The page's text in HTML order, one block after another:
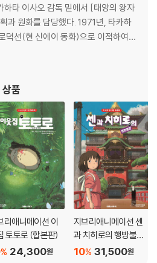
하타 이사오 감독 밑에서 [태양의 왕자
과 원화를 담당했다. 1971년, 타카하
덕션(현 신에이 동화)으로 이적하여
과 각본, 화면구성, 원화를 담당했다.
과 함께 즈이요 에이조(즈이요 엔터프
디]와 [엄마 찾아
품
리애니메이션 이
토토로 (합본판)
24,300원
%
지브리애니메이션 센
과 치히로의 행방불명
(합본판)31,500원
10%